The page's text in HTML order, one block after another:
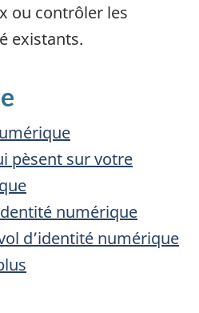
ou contrôler les
existants.
pèsent sur votre
numérique
d’identité numérique